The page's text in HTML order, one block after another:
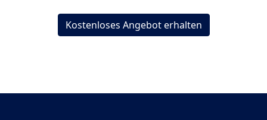
Kostenloses Angebot erhalten